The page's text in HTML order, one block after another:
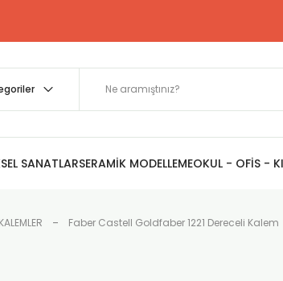
SANATLARSERAMİK MODELLEMEOKUL - OFİS -
Faber Castell Goldfaber 1221 Dereceli Kalem